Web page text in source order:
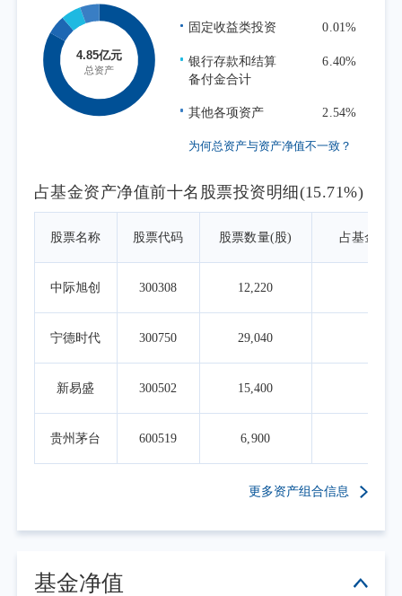
在投资运作过程中严格遵守基金合同，坚持既
定的指数化投资策略，在指数权重调整和基金
申赎变动时，应用指数复制和数量化技术降低
冲击成本和减少跟踪误差，力求跟踪误差最小
固定收益类投资 0.01%
银行存款和结算
备付金合计
6.40%
其他各项资产 2.54%
为何总资产与资产净值不一致？
占基金资产净值前十名股票投资明细(15.71%)
股票名称 股票代码 股票数量(股) 占基金资
中际旭创 300308 12,220
宁德时代 300750 29,040
新易盛 300502 15,400
贵州茅台 600519 6,900
更多资产组合信息
基金净值